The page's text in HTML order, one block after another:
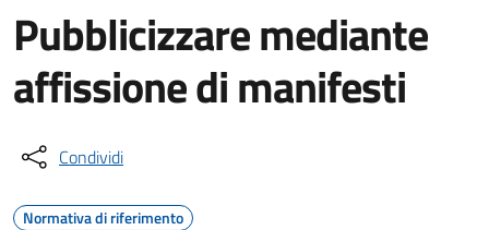
Pubblicizzare mediante
affissione di manifesti
Condividi
Normativa di riferimento